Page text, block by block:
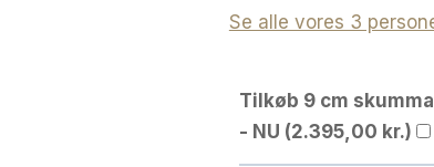
Se alle vores 3
Tilkøb 9 cm
- NU (2.395,00 kr.)